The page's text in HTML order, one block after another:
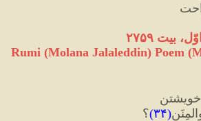
بیت ۲۷۵۹
Rumi (Molana Jalaleddin) Poem
(۳۴)؟